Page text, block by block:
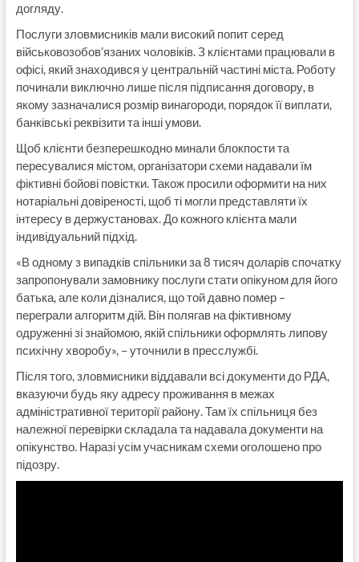
догляду.
Послуги зловмисників мали високий попит серед
військовозобов’язаних чоловіків. З клієнтами працювали в
офісі, який знаходився у центральній частині міста. Роботу
починали виключно лише після підписання договору, в
якому зазначалися розмір винагороди, порядок її виплати,
банківські реквізити та інші умови.
Щоб клієнти безперешкодно минали блокпости та
пересувалися містом, організатори схеми надавали їм
фіктивні бойові повістки. Також просили оформити на них
нотаріальні довіреності, щоб ті могли представляти їх
інтересу в держустановах. До кожного клієнта мали
індивідуальний підхід.
«В одному з випадків спільники за 8 тисяч доларів спочатку
запропонували замовнику послуги стати опікуном для його
батька, але коли дізналися, що той давно помер –
переграли алгоритм дій. Він полягав на фіктивному
одруженні зі знайомою, якій спільники оформлять липову
психічну хворобу», – уточнили в пресслужбі.
Після того, зловмисники віддавали всі документи до РДА,
вказуючи будь яку адресу проживання в межах
адміністративної території району. Там їх спільниця без
належної перевірки складала та надавала документи на
опікунство. Наразі усім учасникам схеми оголошено про
підозру.